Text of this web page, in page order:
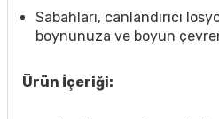
Sabahları, canlandırıcı
boynunuza ve boyun
Ürün İçeriği: